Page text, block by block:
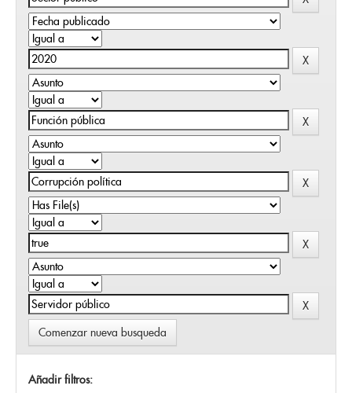
Comenzar nueva busqueda
Añadir filtros: